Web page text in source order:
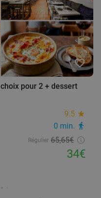
favorite_border
pour 2 + dessert
9.5 star
0 min. directions_walk
Régulier 65,65€
34€